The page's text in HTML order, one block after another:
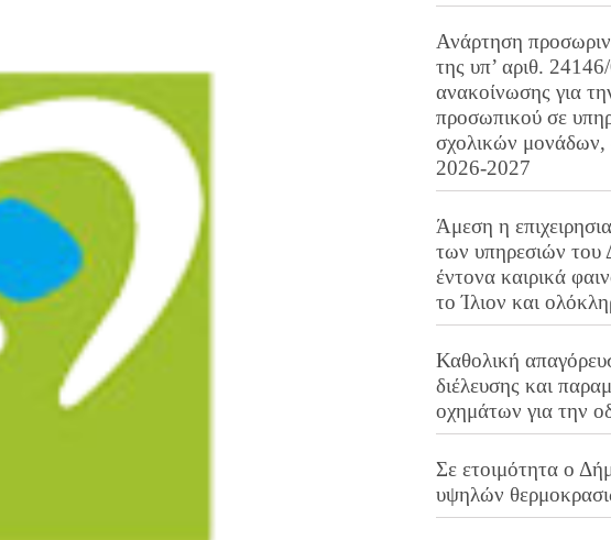
Ανάρτηση
της υπ’ αριθ.
ανακοίνωσης για
προσωπικού σε
σχολικών μονάδων,
2026-2027
Άμεση η
των υπηρεσιών του
έντονα καιρικά
το Ίλιον και
Καθολική
διέλευσης και
οχημάτων για την
Σε ετοιμότητα ο
υψηλών